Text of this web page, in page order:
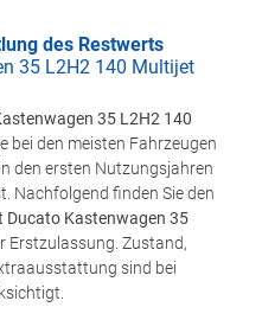
des Restwerts
35 L2H2 140 Multijet
35 L2H2 140
bei den meisten Fahrzeugen
den ersten Nutzungsjahren
Nachfolgend finden Sie den
Ducato Kastenwagen 35
Erstzulassung. Zustand,
sind bei